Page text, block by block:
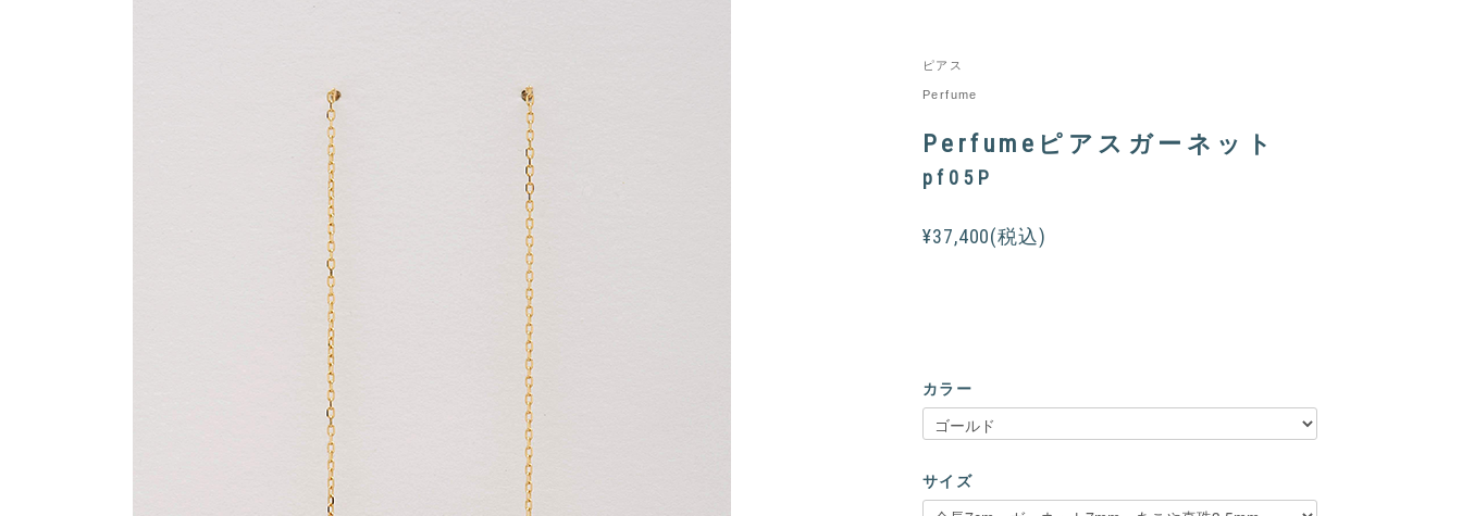
ピアス
Perfume
Perfumeピアスガーネット
pf05P
¥37,400(税込)
カラー
サイズ